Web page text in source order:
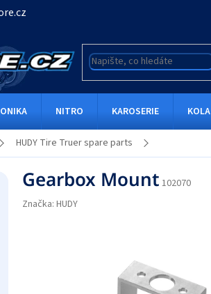
NITRO KAROSERIE KOLA
HUDY Tire Truer spare parts
Gearbox Mount 102070
Značka: HUDY